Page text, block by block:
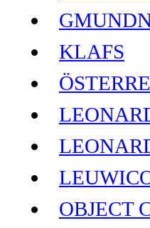
KLAFS
OBJECT